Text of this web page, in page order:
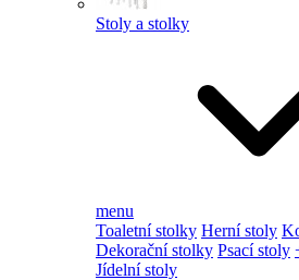
Stoly a stolky
menu
Toaletní stolky Herní stoly
Dekorační stolky Psací stoly
Jídelní stoly